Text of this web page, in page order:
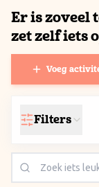
Er is zoveel
zet zelf iets
Voeg
Filters